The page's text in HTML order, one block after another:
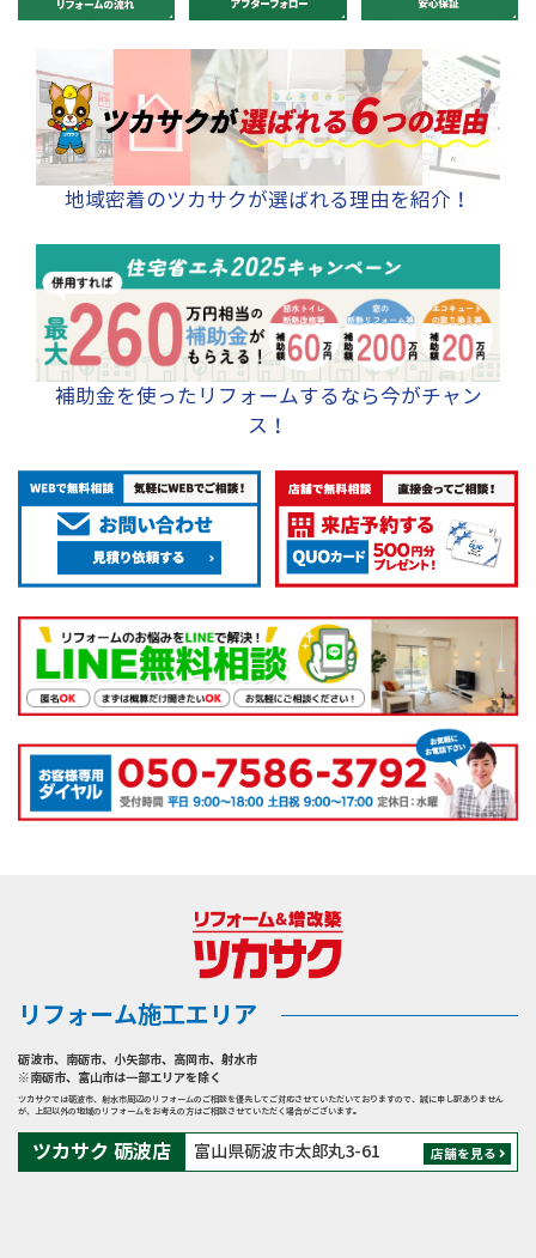
トビスで垂木を固定
し、構造用合板とベ
ニヤを上貼りする形
で、クッションフロ
ア仕上げの床に変更
しました。 B.壁をパ
ネルと壁紙へ変更 大
きな変更点Bの壁につ
いては、既存のタイ
ルと塗り壁をすべて
撤去し、プラスター
ボードにやり替え、
天井は比較的綺麗だ
ったため、コストの
関係上、廻り縁だけ
やり替え、そのまま
レと廊下間の段差解
消 ①に関しては、床
を嵩上げし、上貼り
する事になったた
め、垂木と構造用合
板とベニヤの組合せ
で高さ調整し、廊下
口幅を広くしたい ②
に関しては、扉横に
し、その分、開口を
広げました。(Ｗ
600→W800） その
際、吊り元も逆に付
け替え、廊下からの
出入りをしやすくし
ら片引き戸にさせて
いただきました。幅
は片引き戸が標準サ
イズだと入らなかっ
たため、サイズをオ
ーダーで変更させて
いただきました。 便
器はTOTOのGGシリ
ーズをお選びいただ
きました。GGシリー
ズはいくつかグレー
ドがあるのですが、
グレードのGG2のタ
イプを取り付けまし
た。 TOTO GGシ
リーズ トイレ内には
シリーズという最高
グレードのカウンタ
ー付き手洗い器を取
り付けました。 こち
らは間口ぴったりに
収めたいというご要
望をお伺いしてお
ぐ発注しました。納
期ぎりぎりでしたが
何とか間に合いまし
た。 洗面化粧台は
収納スペースを気に
されていらっしゃっ
たので洗面台横にト
ていただきました。
一緒にトイレ入り口
の扉も交換していま
す。
した。
地域密着のツカサクが選ばれる理由を紹介！
補助金を使ったリフォームするなら今がチャン
ス！
リフォーム施工エリア
砺波市、 南砺市、 小矢部市、 高岡市、 射水市
※南砺市、富山市は一部エリアを除く
ツカサクでは砺波市、射水市周辺のリフォームのご相談を優先してご対応させていただいておりますので、誠に申し訳ありません
が、上記以外の地域のリフォームをお考えの方はご相談させていただく場合がございます。
ツカサク 砺波店 富山県砺波市太郎丸3-61 店舗を見る